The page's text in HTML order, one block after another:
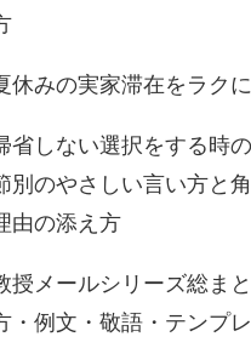
休みの実家滞在をラク
省しない選択をする時
別のやさしい言い方と
由の添え方
授メールシリーズ総ま
・例文・敬語・テンプ